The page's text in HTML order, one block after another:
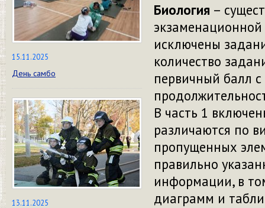
15.11.2025
День самбо
13.11.2025
Биология –
исключены
количество
первичный балл с
В часть 1
различаются по
пропущенных
правильно
информации, в
диаграмм и